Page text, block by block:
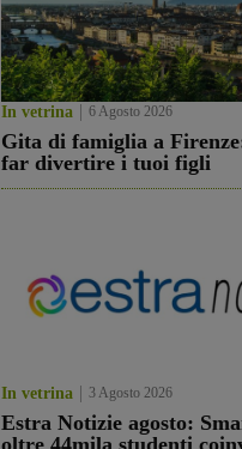
In vetrina 6 Agosto 2026
Gita di famiglia a
far divertire i tuoi figli
In vetrina 3 Agosto 2026
Estra Notizie agosto: